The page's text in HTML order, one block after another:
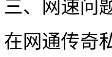
三、网速问
在网通传奇